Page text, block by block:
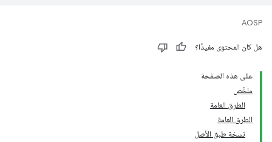
AOSP
هل كان المحتوى مفيدًا؟
على هذه الصفحة
ملخّص
الطرق العامة
الطرق العامة
نسخة طبق الأصل